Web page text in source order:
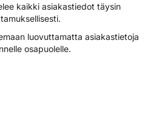
kaikki asiakastiedot täysin
luovuttamatta asiakastietoja
osapuolelle.